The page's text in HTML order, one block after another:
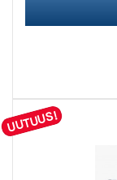
UUTUUS!